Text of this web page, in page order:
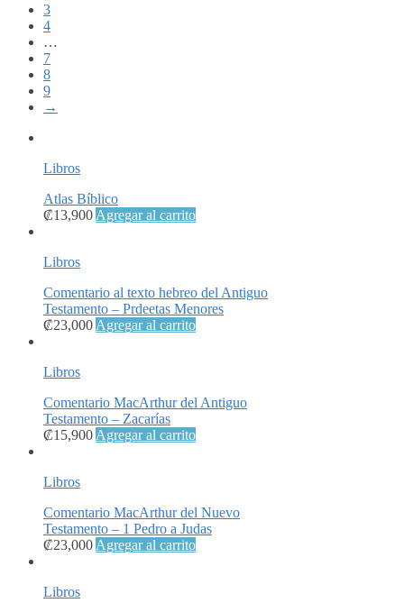
3
4
…
7
8
9
→
Libros
Atlas Bíblico
₡13,900 Agregar al carrito
Libros
Comentario al texto hebreo del Antiguo
Testamento – Prdeetas Menores
₡23,000 Agregar al carrito
Libros
Comentario MacArthur del Antiguo
Testamento – Zacarías
₡15,900 Agregar al carrito
Libros
Comentario MacArthur del Nuevo
Testamento – 1 Pedro a Judas
₡23,000 Agregar al carrito
Libros